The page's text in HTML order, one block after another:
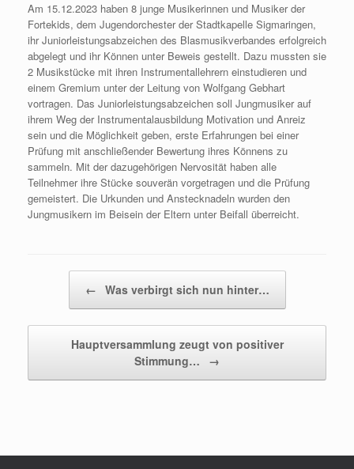
Am 15.12.2023 haben 8 junge Musikerinnen und Musiker der
Fortekids, dem Jugendorchester der Stadtkapelle Sigmaringen,
ihr Juniorleistungsabzeichen des Blasmusikverbandes erfolgreich
abgelegt und ihr Können unter Beweis gestellt. Dazu mussten sie
2 Musikstücke mit ihren Instrumentallehrern einstudieren und
einem Gremium unter der Leitung von Wolfgang Gebhart
vortragen. Das Juniorleistungsabzeichen soll Jungmusiker auf
ihrem Weg der Instrumentalausbildung Motivation und Anreiz
sein und die Möglichkeit geben, erste Erfahrungen bei einer
Prüfung mit anschließender Bewertung ihres Könnens zu
sammeln. Mit der dazugehörigen Nervosität haben alle
Teilnehmer ihre Stücke souverän vorgetragen und die Prüfung
gemeistert. Die Urkunden und Anstecknadeln wurden den
Jungmusikern im Beisein der Eltern unter Beifall überreicht.
← Was verbirgt sich nun hinter…
Hauptversammlung zeugt von positiver
Stimmung…
→